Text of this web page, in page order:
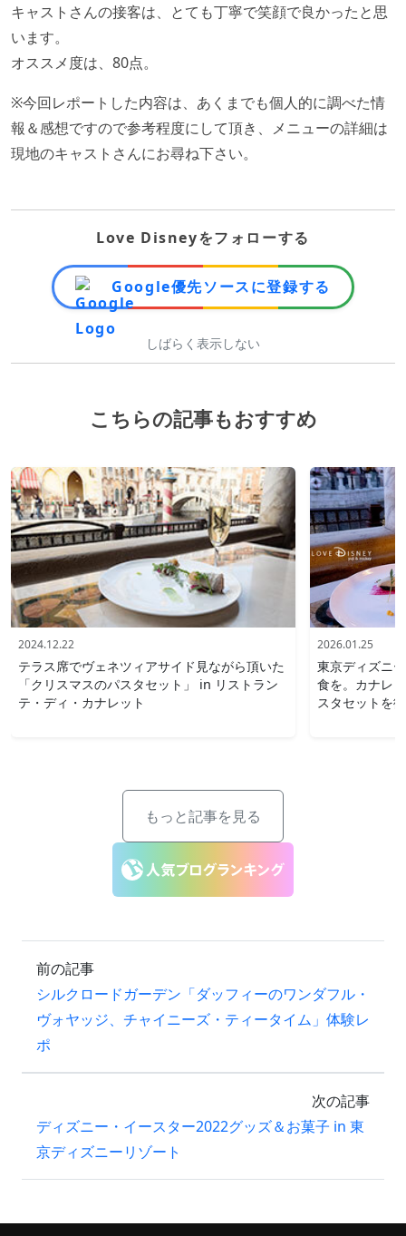
キャストさんの接客は、とても丁寧で笑顔で良かったと思
います。
オススメ度は、80点。
※今回レポートした内容は、あくまでも個人的に調べた情
報＆感想ですので参考程度にして頂き、メニューの詳細は
現地のキャストさんにお尋ね下さい。
Love Disneyをフォローする
Google優先ソースに登録する
しばらく表示しない
こちらの記事もおすすめ
2024.12.22
テラス席でヴェネツィアサイド見ながら頂いた
「クリスマスのパスタセット」 in リストラン
テ・ディ・カナレット
2026.01.25
東京ディズニ
食を。カナレ
スタセットを
もっと記事を見る
前の記事
シルクロードガーデン「ダッフィーのワンダフル・
ヴォヤッジ、チャイニーズ・ティータイム」体験レ
ポ
次の記事
ディズニー・イースター2022グッズ＆お菓子 in 東
京ディズニーリゾート